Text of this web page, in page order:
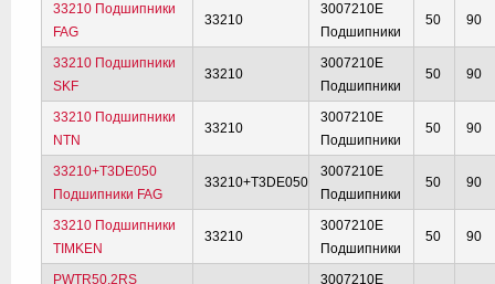
33210 Подшипники
FAG
33210
3007210E
Подшипники
50 90
33210 Подшипники
SKF
33210
3007210E
Подшипники
50 90
33210 Подшипники
NTN
33210
3007210E
Подшипники
50 90
33210+T3DE050
Подшипники FAG
33210+T3DE050
3007210E
Подшипники
50 90
33210 Подшипники
TIMKEN
33210
3007210E
Подшипники
50 90
PWTR50.2RS 3007210E